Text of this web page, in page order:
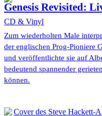
Genesis Revisited:
CD & Vinyl
Zum wiederholten Male
der englischen Prog-Pioniere
und veröffentlichte sie auf
bedeutend spannender
können.